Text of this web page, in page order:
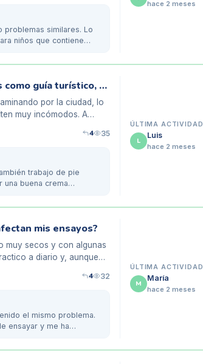
problemas similares. Lo
niños que contiene
hace 2 meses
Mis talones agrietados tras días de caminatas como guía turístico, ¿alguna solución?
por la ciudad, lo
muy incómodos. A
4 35
trabajo de pie
una buena crema
ÚLTIMA ACTIVIDAD
L
Luis
hace 2 meses
mis ensayos?
muy secos y con algunas
a diario y, aunque
4 32
el mismo problema.
ensayar y me ha
ÚLTIMA ACTIVIDAD
M
María
hace 2 meses